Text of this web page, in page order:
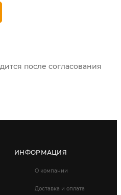
после согласования
ИНФОРМАЦИЯ
О компании
Доставка и оплата